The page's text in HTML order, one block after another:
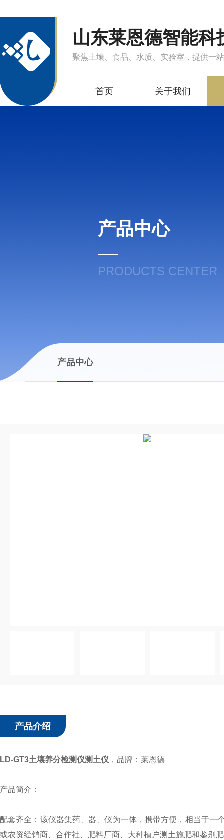
山东莱恩德智能科
聚焦土壤、食品、水质、实验室，提供一
首页 关于我们
产品中心
PRODUCTS CENTER
产品中心
产品介绍
LD-GT3土壤养分检测仪测土仪 ， 品牌：莱恩德
产品简介：
配套齐全：该仪器集药、器、仪为一体，携带方便，相当于
或农资经销商、合作社、肥料厂商、大种植户测土施肥和鉴别